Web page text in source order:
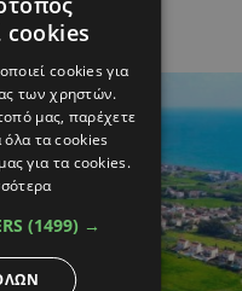
cookies
cookies για
των χρηστών.
μας, παρέχετε
όλα τα cookies
για τα cookies.
(1499) →